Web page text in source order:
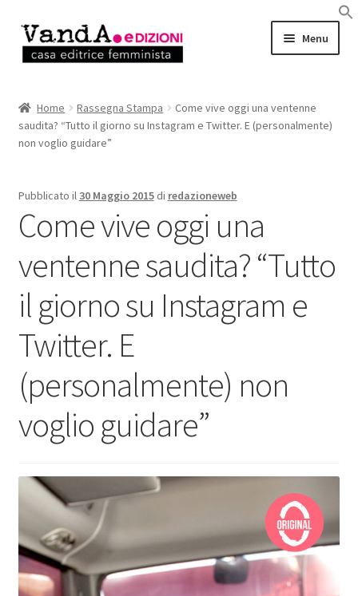
Vai
alla
Vai
al
Menu
EBOOK
EVENTI
RASSEGNA STAMPA
CHI SIAMO
Home Rassegna Stampa
Come vive oggi una ventenne
saudita? “Tutto il giorno su Instagram e Twitter. E (personalmente)
non voglio guidare”
Pubblicato il 30 Maggio 2015 di redazioneweb
Come vive oggi una
ventenne saudita? “Tutto
il giorno su Instagram e
Twitter. E
(personalmente) non
voglio guidare”